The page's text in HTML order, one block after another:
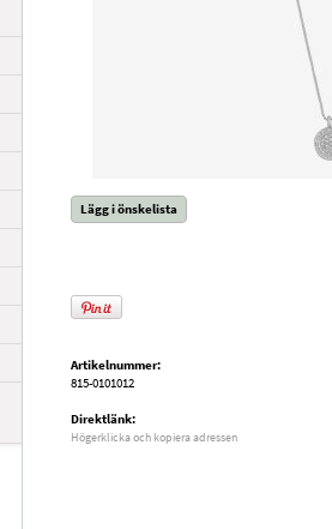
Lägg i önskelista
Artikelnummer:
815-0101012
Direktlänk:
Högerklicka och kopiera adressen